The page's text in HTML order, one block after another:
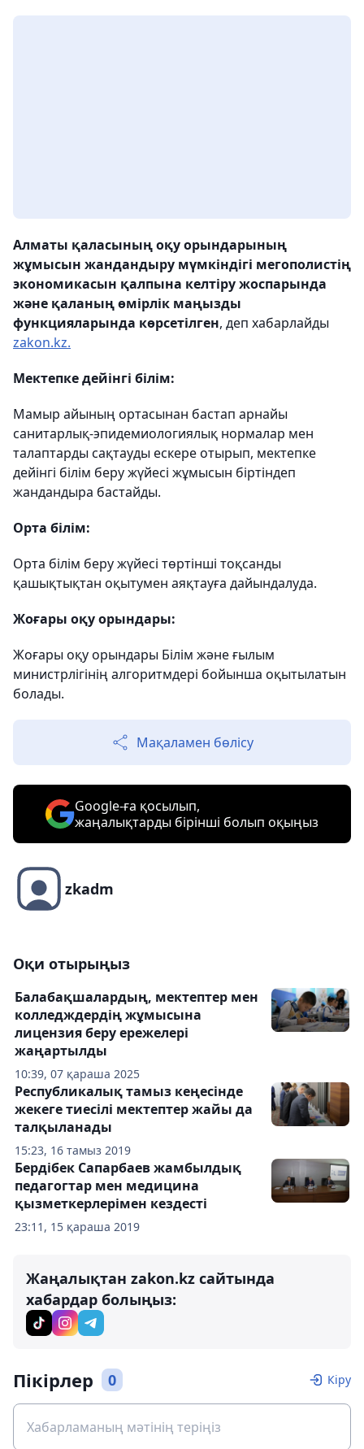
Алматы қаласының оқу орындарының
жұмысын жандандыру мүмкіндігі мегополистің
экономикасын қалпына келтіру жоспарында
және қаланың өмірлік маңызды
функцияларында көрсетілген, деп хабарлайды
zakon.kz.
Мектепке дейінгі білім:
Мамыр айының ортасынан бастап арнайы
санитарлық-эпидемиологиялық нормалар мен
талаптарды сақтауды ескере отырып, мектепке
дейінгі білім беру жүйесі жұмысын біртіндеп
жандандыра бастайды.
Орта білім:
Орта білім беру жүйесі төртінші тоқсанды
қашықтықтан оқытумен аяқтауға дайындалуда.
Жоғары оқу орындары:
Жоғары оқу орындары Білім және ғылым
министрлігінің алгоритмдері бойынша оқытылатын
болады.
Мақаламен бөлісу
Google-ға қосылып,
жаңалықтарды бірінші болып оқыңыз
zkadm
Оқи отырыңыз
10:39, 07 қараша 2025
Балабақшалардың, мектептер мен
колледждердің жұмысына
лицензия беру ережелері
жаңартылды
15:23, 16 тамыз 2019
Республикалық тамыз кеңесінде
жекеге тиесілі мектептер жайы да
талқыланады
23:11, 15 қараша 2019
Бердібек Сапарбаев жамбылдық
педагогтар мен медицина
қызметкерлерімен кездесті
Жаңалықтан zakon.kz сайтында
хабардар болыңыз:
Пікірлер 0 Кіру